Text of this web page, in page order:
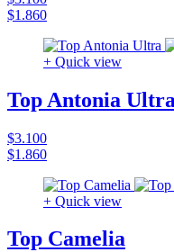
$1.860
+ Quick view
Top Antonia Ultra
$3.100
$1.860
+ Quick view
Top Camelia